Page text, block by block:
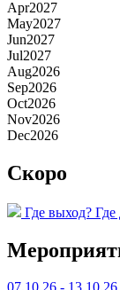
Apr2027
May2027
Jun2027
Jul2027
Aug2026
Sep2026
Oct2026
Nov2026
Dec2026
Скоро
Где выход? Где